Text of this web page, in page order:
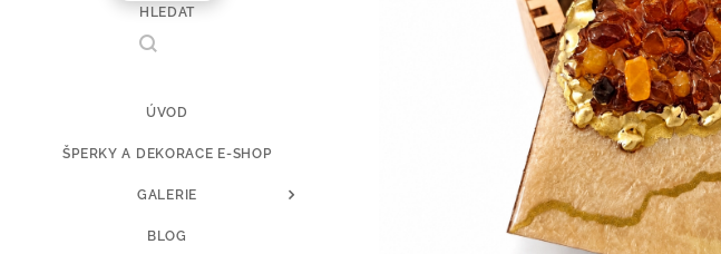
HLEDAT
ÚVOD
ŠPERKY A DEKORACE E-SHOP
GALERIE
BLOG